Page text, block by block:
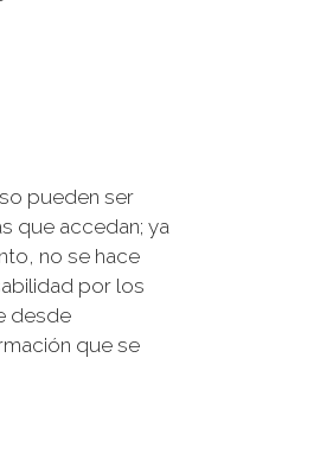
pueden ser
que accedan; ya
no se hace
por los
desde
que se